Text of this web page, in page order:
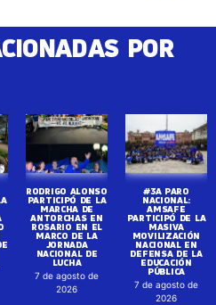
POR
RODRIGO ALONSO
PARTICIPÓ DE LA
MARCHA DE
ANTORCHAS EN
ROSARIO EN EL
MARCO DE LA
JORNADA
NACIONAL DE
LUCHA
7 de agosto de
2026
#3A PARO
NACIONAL:
AMSAFE
PARTICIPÓ DE LA
MASIVA
MOVILIZACIÓN
NACIONAL EN
DEFENSA DE LA
EDUCACIÓN
PÚBLICA
7 de agosto de
2026